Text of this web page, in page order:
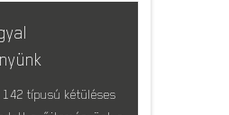
típusú kétüléses